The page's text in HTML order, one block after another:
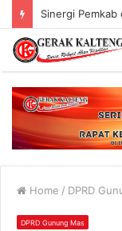
Murung Raya
Home / DPRD
DPRD Gunung Mas